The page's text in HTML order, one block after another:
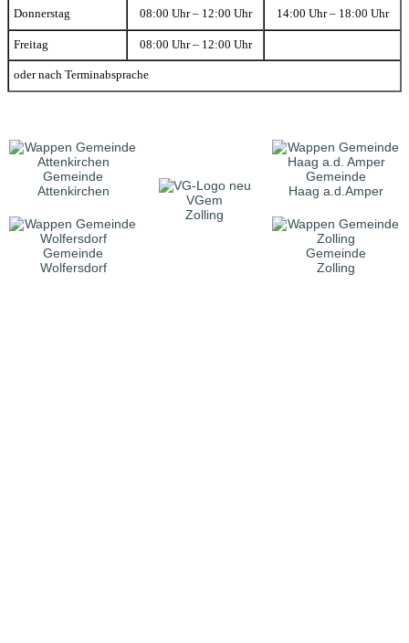
Donnerstag 08:00 Uhr – 12:00 Uhr 14:00 Uhr – 18:00 Uhr
Freitag 08:00 Uhr – 12:00 Uhr
oder nach Terminabsprache
Gemeinde
Attenkirchen
VGem
Zolling
Gemeinde
Haag a.d.Amper
Gemeinde
Wolfersdorf
Gemeinde
Zolling